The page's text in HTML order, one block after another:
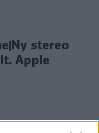
stereo
Apple